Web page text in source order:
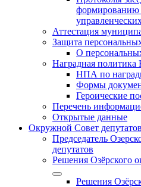
формированию
Аттестация
Защита
О
Наградная политика
НПА по
Формы
Героические
Перечень
Открытые данные
Окружной Совет депутатов
Председатель
депутатов
Решения Озёрского
Решения